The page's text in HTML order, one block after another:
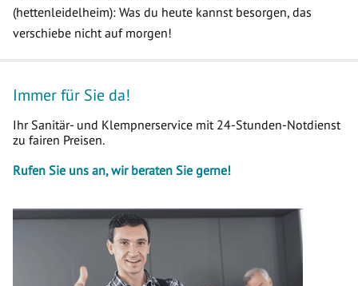
(hettenleidelheim): Was du heute kannst besorgen, das
verschiebe nicht auf morgen!
Immer für Sie da!
Ihr Sanitär- und Klempnerservice mit 24-Stunden-Notdienst
zu fairen Preisen.
Rufen Sie uns an, wir beraten Sie gerne!